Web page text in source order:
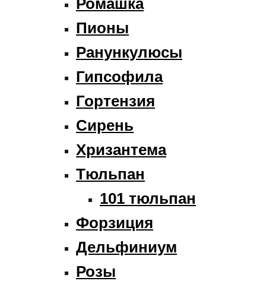
Пионы
Ранункулюсы
Гипсофила
Гортензия
Сирень
Хризантема
Тюльпан
101 тюльпан
Форзиция
Дельфиниум
Розы